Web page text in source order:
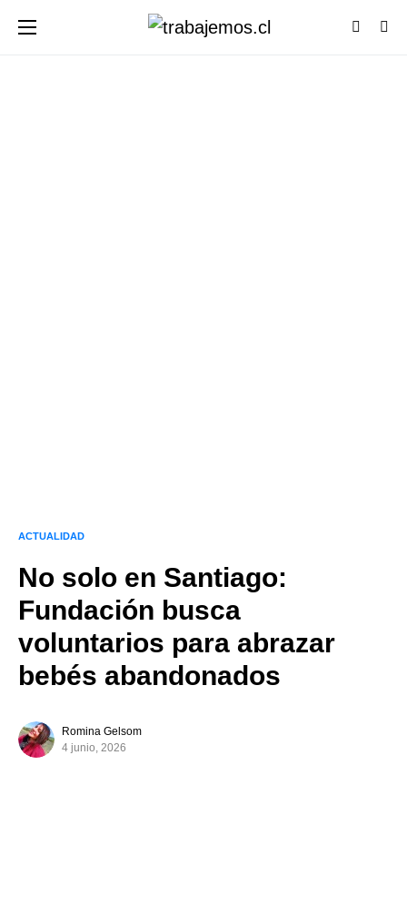
ACTUALIDAD
No solo en Santiago:
Fundación busca
voluntarios para abrazar
bebés abandonados
Romina Gelsom
4 junio, 2026